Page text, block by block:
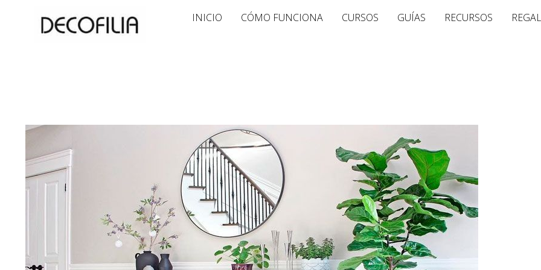
INICIO CÓMO FUNCIONA CURSOS GUÍAS RECURSOS